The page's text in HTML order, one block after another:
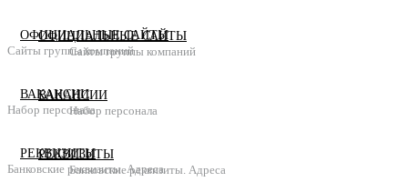
ОФИЦИАЛЬНЫЕ САЙТЫ
Сайты группы компаний
ВАКАНСИИ
Набор персонала
РЕКВИЗИТЫ
Банковские реквизиты. Адреса
ОФИЦИАЛЬНЫЕ САЙТЫ
Сайты группы компаний
ВАКАНСИИ
Набор персонала
РЕКВИЗИТЫ
Банковские реквизиты. Адреса